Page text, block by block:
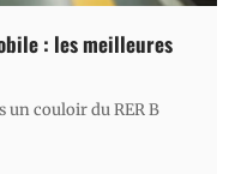
: les meilleures
un couloir du RER B